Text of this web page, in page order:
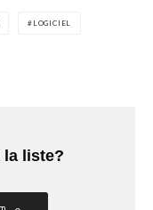
LOGICIEL
la liste?